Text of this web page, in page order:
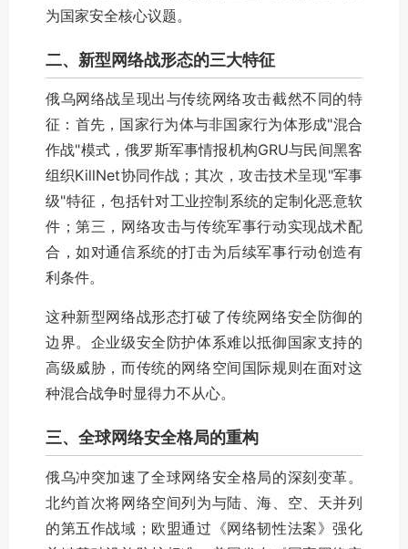
为国家安全核心议题。
二、新型网络战形态的三大特征
俄乌网络战呈现出与传统网络攻击截然不同的特
征：首先，国家行为体与非国家行为体形成"混合
作战"模式，俄罗斯军事情报机构GRU与民间黑客
组织KillNet协同作战；其次，攻击技术呈现"军事
级"特征，包括针对工业控制系统的定制化恶意软
件；第三，网络攻击与传统军事行动实现战术配
合，如对通信系统的打击为后续军事行动创造有
利条件。
这种新型网络战形态打破了传统网络安全防御的
边界。企业级安全防护体系难以抵御国家支持的
高级威胁，而传统的网络空间国际规则在面对这
种混合战争时显得力不从心。
三、全球网络安全格局的重构
俄乌冲突加速了全球网络安全格局的深刻变革。
北约首次将网络空间列为与陆、海、空、天并列
的第五作战域；欧盟通过《网络韧性法案》强化